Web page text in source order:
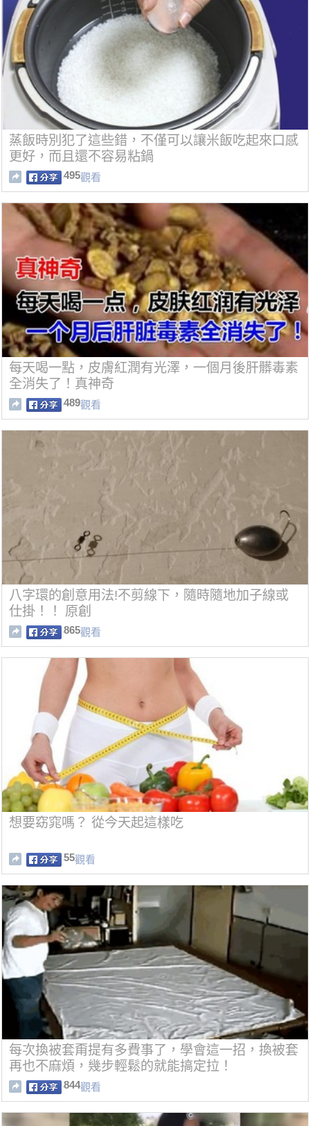
蒸飯時別犯了這些錯，不僅可以讓米飯吃起來口感
更好，而且還不容易粘鍋
495觀看
每天喝一點，皮膚紅潤有光澤，一個月後肝髒毒素
全消失了！真神奇
489觀看
八字環的創意用法!不剪線下，隨時隨地加子線或
仕掛！！ 原創
865觀看
想要窈窕嗎？ 從今天起這樣吃
55觀看
每次換被套甭提有多費事了，學會這一招，換被套
再也不麻煩，幾步輕鬆的就能搞定拉！
844觀看